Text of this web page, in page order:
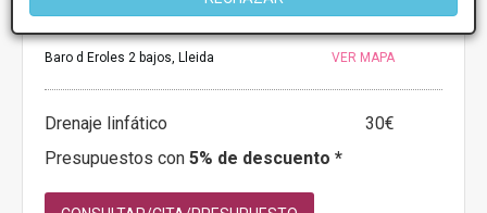
Baro d Eroles 2 bajos, Lleida VER MAPA
Drenaje linfático
30€
Presupuestos con 5% de descuento *